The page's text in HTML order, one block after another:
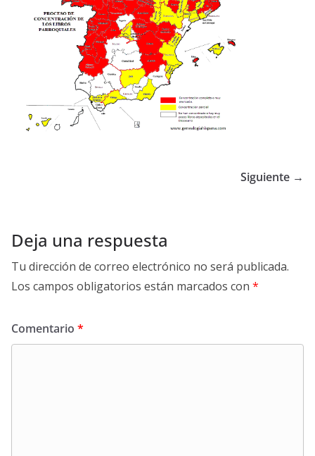
Siguiente →
Deja una respuesta
Tu dirección de correo electrónico no será publicada.
Los campos obligatorios están marcados con *
Comentario *